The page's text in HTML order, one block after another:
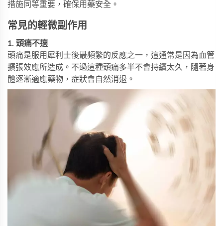
措施同等重要，確保用藥安全。
常見的輕微副作用
1. 頭痛不適
頭痛是服用犀利士後最頻繁的反應之一，這通常是因為血管
擴張效應所造成。不過這種頭痛多半不會持續太久，隨著身
體逐漸適應藥物，症狀會自然消退。